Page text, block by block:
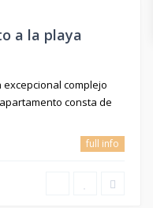
a la playa
complejo
consta de
full info